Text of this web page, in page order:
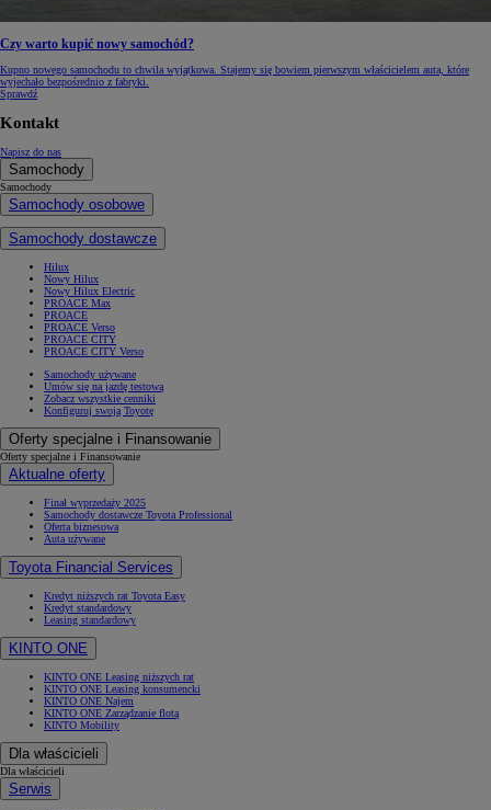
Czy warto kupić nowy samochód?
Kupno nowego samochodu to chwila wyjątkowa. Stajemy się bowiem pierwszym właścicielem auta, które
wyjechało bezpośrednio z fabryki.
Sprawdź
Kontakt
Napisz do nas
Samochody
Samochody
Samochody osobowe
Samochody dostawcze
Hilux
Nowy Hilux
Nowy Hilux Electric
PROACE Max
PROACE
PROACE Verso
PROACE CITY
PROACE CITY Verso
Samochody używane
Umów się na jazdę testową
Zobacz wszystkie cenniki
Konfiguruj swoją Toyotę
Oferty specjalne i Finansowanie
Oferty specjalne i Finansowanie
Aktualne oferty
Finał wyprzedaży 2025
Samochody dostawcze Toyota Professional
Oferta biznesowa
Auta używane
Toyota Financial Services
Kredyt niższych rat Toyota Easy
Kredyt standardowy
Leasing standardowy
KINTO ONE
KINTO ONE Leasing niższych rat
KINTO ONE Leasing konsumencki
KINTO ONE Najem
KINTO ONE Zarządzanie flotą
KINTO Mobility
Dla właścicieli
Dla właścicieli
Serwis